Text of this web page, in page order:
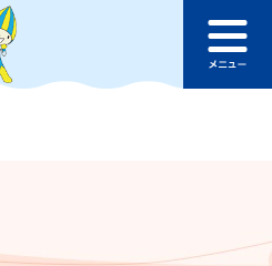
ージの本文へ
ュ